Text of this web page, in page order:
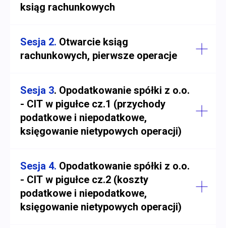
ksiąg rachunkowych
Sesja 2. Otwarcie ksiąg
rachunkowych, pierwsze operacje
Sesja 3. Opodatkowanie spółki z o.o.
- CIT w pigułce cz.1 (przychody
podatkowe i niepodatkowe,
księgowanie nietypowych operacji)
Sesja 4. Opodatkowanie spółki z o.o.
- CIT w pigułce cz.2 (koszty
podatkowe i niepodatkowe,
księgowanie nietypowych operacji)